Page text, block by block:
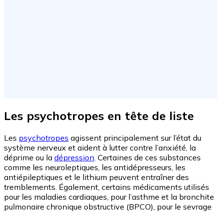
Les psychotropes en tête de liste
Les psychotropes agissent principalement sur l’état du
système nerveux et aident à lutter contre l’anxiété, la
déprime ou la dépression . Certaines de ces substances
comme les neuroleptiques, les antidépresseurs, les
antiépileptiques et le lithium peuvent entraîner des
tremblements. Également, certains médicaments utilisés
pour les maladies cardiaques, pour l’asthme et la bronchite
pulmonaire chronique obstructive (BPCO), pour le sevrage